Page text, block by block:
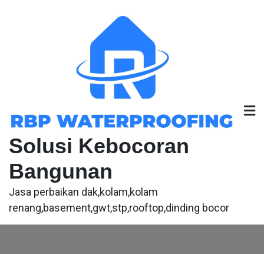
Solusi Kebocoran
Bangunan
Jasa perbaikan dak,kolam,kolam
renang,basement,gwt,stp,rooftop,dinding bocor